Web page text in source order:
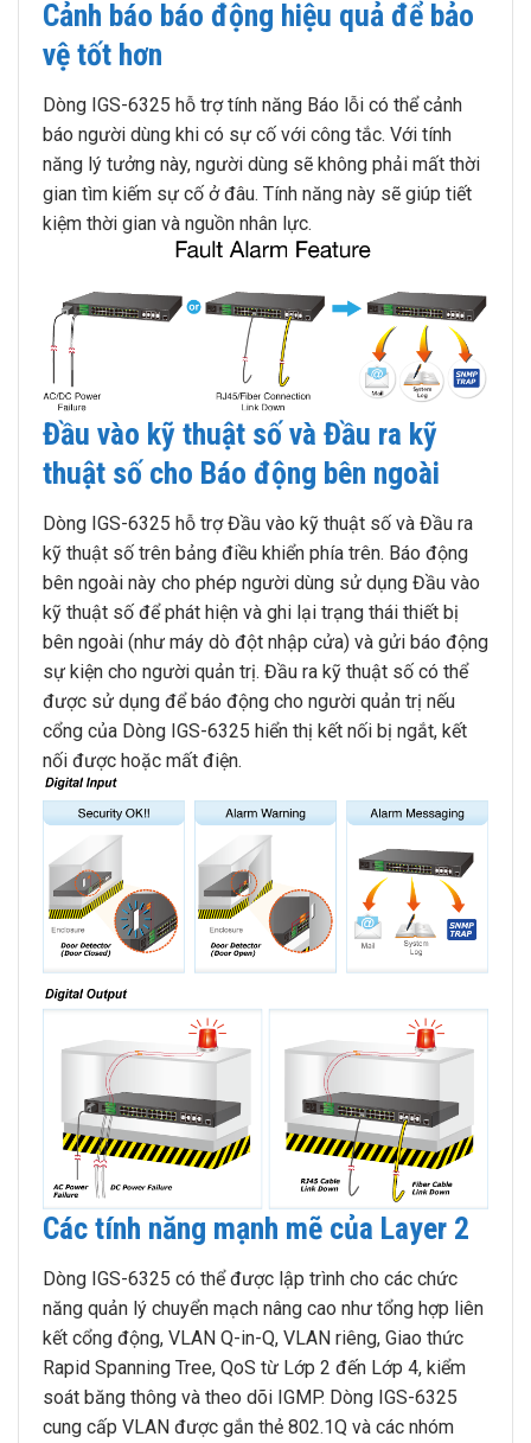
Cảnh báo báo động hiệu quả để bảo
vệ tốt hơn
Dòng IGS-6325 hỗ trợ tính năng Báo lỗi có thể cảnh
báo người dùng khi có sự cố với công tắc. Với tính
năng lý tưởng này, người dùng sẽ không phải mất thời
gian tìm kiếm sự cố ở đâu. Tính năng này sẽ giúp tiết
kiệm thời gian và nguồn nhân lực.
Đầu vào kỹ thuật số và Đầu ra kỹ
thuật số cho Báo động bên ngoài
Dòng IGS-6325 hỗ trợ Đầu vào kỹ thuật số và Đầu ra
kỹ thuật số trên bảng điều khiển phía trên. Báo động
bên ngoài này cho phép người dùng sử dụng Đầu vào
kỹ thuật số để phát hiện và ghi lại trạng thái thiết bị
bên ngoài (như máy dò đột nhập cửa) và gửi báo động
sự kiện cho người quản trị. Đầu ra kỹ thuật số có thể
được sử dụng để báo động cho người quản trị nếu
cổng của Dòng IGS-6325 hiển thị kết nối bị ngắt, kết
nối được hoặc mất điện.
Các tính năng mạnh mẽ của Layer 2
Dòng IGS-6325 có thể được lập trình cho các chức
năng quản lý chuyển mạch nâng cao như tổng hợp liên
kết cổng động, VLAN Q-in-Q, VLAN riêng, Giao thức
Rapid Spanning Tree, QoS từ Lớp 2 đến Lớp 4, kiểm
soát băng thông và theo dõi IGMP. Dòng IGS-6325
cung cấp VLAN được gắn thẻ 802.1Q và các nhóm